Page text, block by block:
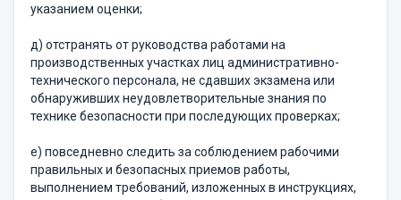
указанием оценки;
д) отстранять от руководства работами на
производственных участках лиц административно-
технического персонала, не сдавших экзамена или
обнаруживших неудовлетворительные знания по
технике безопасности при последующих проверках;
е) повседневно следить за соблюдением рабочими
правильных и безопасных приемов работы,
выполнением требований, изложенных в инструкциях,